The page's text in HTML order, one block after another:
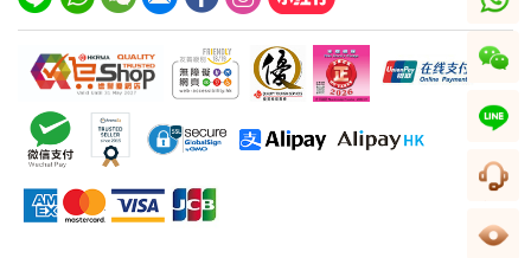
whatsapp